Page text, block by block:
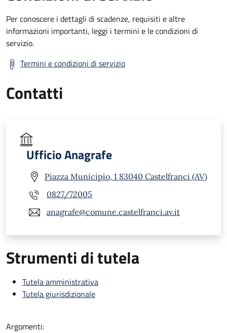
Per conoscere i dettagli di scadenze, requisiti e altre
informazioni importanti, leggi i termini e le condizioni di
servizio.
Termini e condizioni di servizio
Contatti
Ufficio Anagrafe
Piazza Municipio, 1 83040 Castelfranci (AV)
0827/72005
anagrafe@comune.castelfranci.av.it
Strumenti di tutela
Tutela amministrativa
Tutela giurisdizionale
Argomenti: